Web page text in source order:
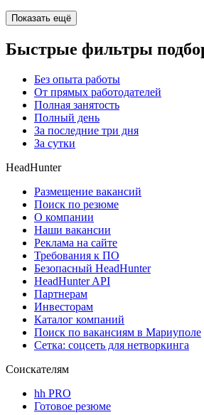
Показать ещё
Быстрые фильтры
Без опыта работы
От прямых работодателей
Полная занятость
Полный день
За последние три дня
За сутки
HeadHunter
Размещение вакансий
Поиск по резюме
О компании
Наши вакансии
Реклама на сайте
Требования к ПО
Безопасный HeadHunter
HeadHunter API
Партнерам
Инвесторам
Каталог компаний
Поиск по вакансиям в Мариуполе
Сетка: соцсеть для нетворкинга
Соискателям
hh PRO
Готовое резюме